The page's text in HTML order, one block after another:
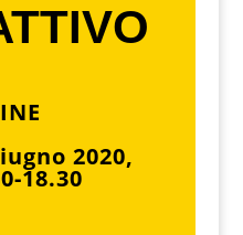
2020,
18.30